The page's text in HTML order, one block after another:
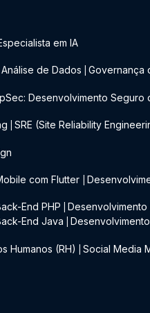
em IA
Análise de Dados Governança
Desenvolvimento Seguro
SRE (Site Reliability
com Flutter
End PHP Desenvolvimento
End Java
Humanos (RH) Social Media